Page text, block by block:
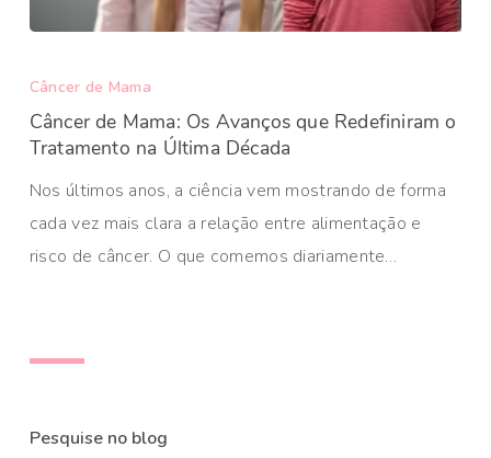
Câncer de Mama
Câncer de Mama: Os Avanços que Redefiniram o
Tratamento na Última Década
Nos últimos anos, a ciência vem mostrando de forma
cada vez mais clara a relação entre alimentação e
risco de câncer. O que comemos diariamente…
Pesquise no blog